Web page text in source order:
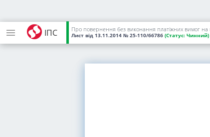
ІПС Про повернення без виконання платіжних вимог на
Лист від 13.11.2014 № 25-110/66786 (Статус: Чинний)